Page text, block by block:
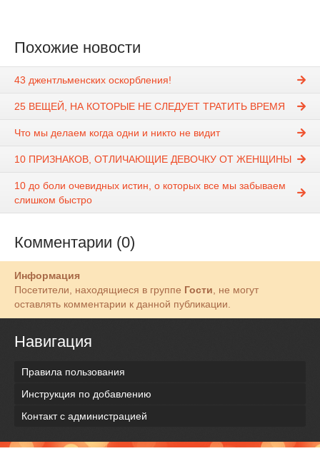
Похожие новости
43 джентльменских оскорбления!
25 ВЕЩЕЙ, НА КОТОРЫЕ НЕ СЛЕДУЕТ ТРАТИТЬ ВРЕМЯ
Что мы делаем когда одни и никто не видит
10 ПРИЗНАКОВ, ОТЛИЧАЮЩИЕ ДЕВОЧКУ ОТ ЖЕНЩИНЫ
10 до боли очевидных истин, о которых все мы забываем
слишком быстро
Комментарии (0)
Информация
Посетители, находящиеся в группе Гости, не могут
оставлять комментарии к данной публикации.
Навигация
Правила пользования
Инструкция по добавлению
Контакт с администрацией